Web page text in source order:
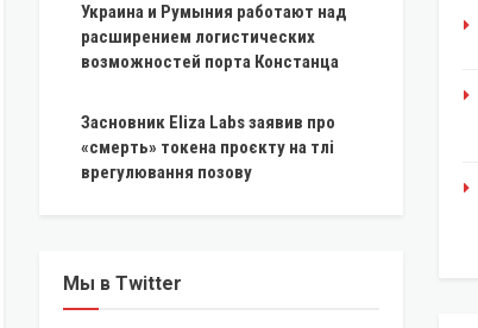
Украина и Румыния работают над
расширением логистических
возможностей порта Констанца
Засновник Eliza Labs заявив про
«смерть» токена проєкту на тлі
врегулювання позову
Мы в Twitter